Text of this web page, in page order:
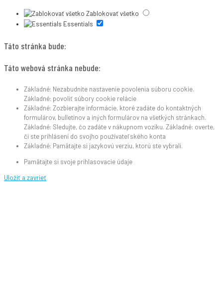
Zablokovať všetko
Essentials
Táto stránka bude:
Táto webová stránka nebude:
Základné: Nezabudnite nastavenie povolenia súboru cookie.
Základné: povoliť súbory cookie relácie
Základné: Zozbierajte informácie, ktoré zadáte do kontaktných
formulárov, bulletinov a iných formulárov na všetkých stránkach.
Základné: Sledujte, čo zadáte v nákupnom vozíku. Základné: overte,
či ste prihlásení do svojho používateľského konta
Základné: Pamätajte si jazykovú verziu, ktorú ste vybrali.
Pamätajte si svoje prihlasovacie údaje
Uložiť a zavrieť